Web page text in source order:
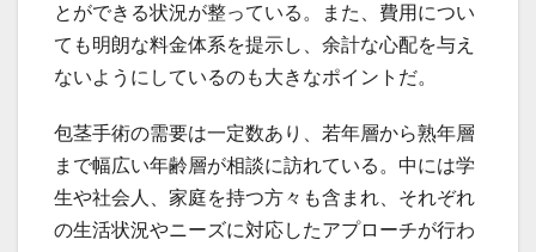
とができる状況が整っている。また、費用につい
ても明朗な料金体系を提示し、余計な心配を与え
ないようにしているのも大きなポイントだ。
包茎手術の需要は一定数あり、若年層から熟年層
まで幅広い年齢層が相談に訪れている。中には学
生や社会人、家庭を持つ方々も含まれ、それぞれ
の生活状況やニーズに対応したアプローチが行わ